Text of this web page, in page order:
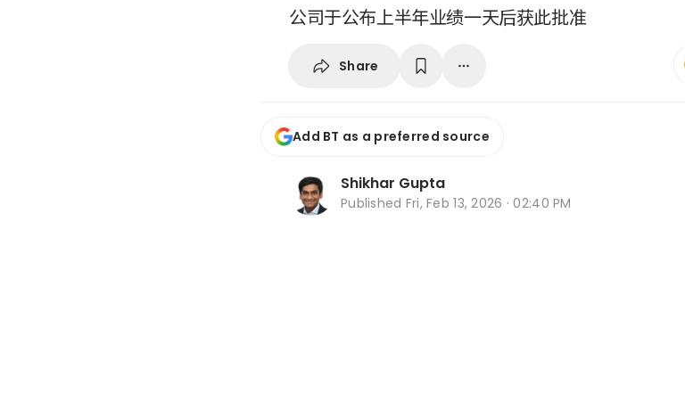
公司于公布上半年业绩一天后获此批准
Share
Add BT as a preferred source
Shikhar Gupta
Published Fri, Feb 13, 2026 · 02:40 PM